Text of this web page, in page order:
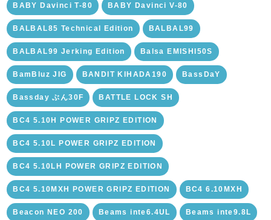
BABY Davinci T-80 BABY Davinci V-80
BALBAL85 Technical Edition BALBAL99
BALBAL99 Jerking Edition Balsa EMISHI50S
BamBluz JIG BANDIT KIHADA190 BassDaY
Bassday ぶん30F BATTLE LOCK SH
BC4 5.10H POWER GRIPZ EDITION
BC4 5.10L POWER GRIPZ EDITION
BC4 5.10LH POWER GRIPZ EDITION
BC4 5.10MXH POWER GRIPZ EDITION BC4 6.10MXH
Beacon NEO 200 Beams inte6.4UL Beams inte9.8L